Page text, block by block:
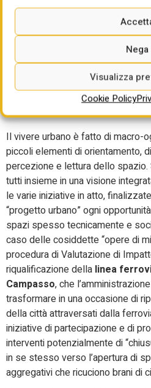
Nega
Visualizza
Cookie Policy
Ferrovia
e parco urbano
mitigazioni
occasioni di
dell’urbanità
Il vivere urbano è fatto di macro-
piccoli elementi di orientamento,
percezione e lettura dello spazio.
tutti insieme in una visione
le varie iniziative in atto,
“progetto urbano” ogni
spazi spesso tecnicamente e
caso delle cosiddette “opere di
procedura di Valutazione di
riqualificazione della linea
Campasso, che
trasformare in una occasione di
della città attraversati dalla
iniziative di partecipazione e di
interventi potenzialmente di
in se stesso verso l’apertura di
aggregativi che ricuciono brani di